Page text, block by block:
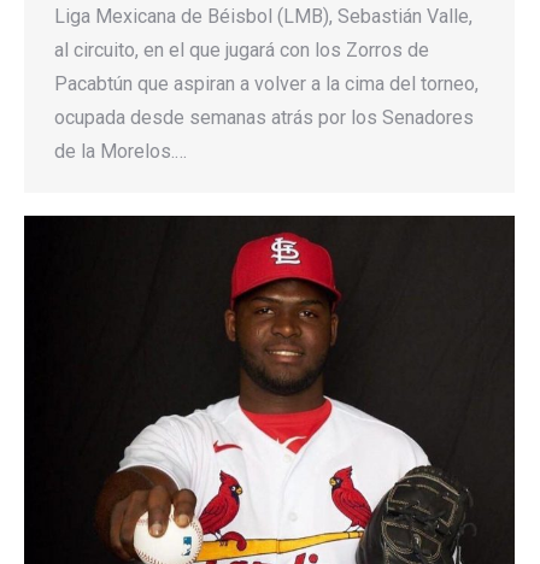
Liga Mexicana de Béisbol (LMB), Sebastián Valle,
al circuito, en el que jugará con los Zorros de
Pacabtún que aspiran a volver a la cima del torneo,
ocupada desde semanas atrás por los Senadores
de la Morelos.…